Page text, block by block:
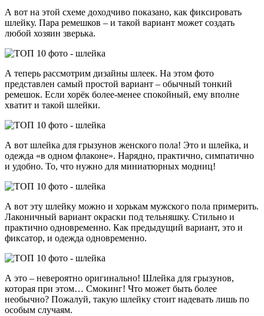
А вот на этой схеме доходчиво показано, как фиксировать
шлейку. Пара ремешков – и такой вариант может создать
любой хозяин зверька.
А теперь рассмотрим дизайны шлеек. На этом фото
представлен самый простой вариант – обычный тонкий
ремешок. Если хорёк более-менее спокойный, ему вполне
хватит и такой шлейки.
А вот шлейка для грызунов женского пола! Это и шлейка, и
одежда «в одном флаконе». Нарядно, практично, симпатично
и удобно. То, что нужно для миниатюрных модниц!
А вот эту шлейку можно и хорькам мужского пола примерить.
Лаконичный вариант окраски под тельняшку. Стильно и
практично одновременно. Как предыдущий вариант, это и
фиксатор, и одежда одновременно.
А это – невероятно оригинально! Шлейка для грызунов,
которая при этом… Смокинг! Что может быть более
необычно? Пожалуй, такую шлейку стоит надевать лишь по
особым случаям.